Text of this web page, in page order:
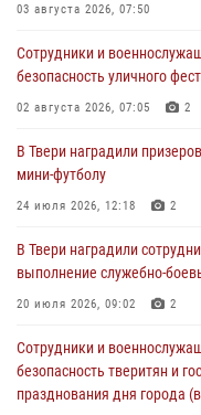
28 июля 2026, 11:30
Сотрудники
пресекли 20
27 июля 2026, 08:29
В Твери наградили
мини-футболу
24 июля 2026, 12:18 2
Росгвардейцы оказали
22 июля 2026, 08:35
03 августа 2026, 07:50
Сотрудники и
безопасность уличного
02 августа 2026, 07:05 2
В Твери наградили
мини-футболу
24 июля 2026, 12:18 2
В Твери наградили
выполнение служебно-
20 июля 2026, 09:02 2
Сотрудники и
безопасность тверитян и
празднования дня города